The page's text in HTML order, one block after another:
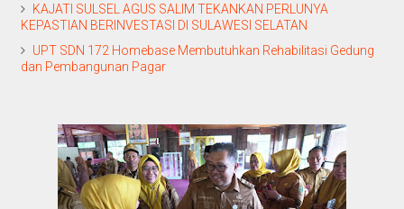
KAJATI SULSEL AGUS SALIM TEKANKAN PERLUNYA
KEPASTIAN BERINVESTASI DI SULAWESI SELATAN
UPT SDN 172 Homebase Membutuhkan Rehabilitasi Gedung
dan Pembangunan Pagar